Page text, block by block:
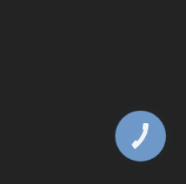
КНОПКА
ЗВ'ЯЗКУ